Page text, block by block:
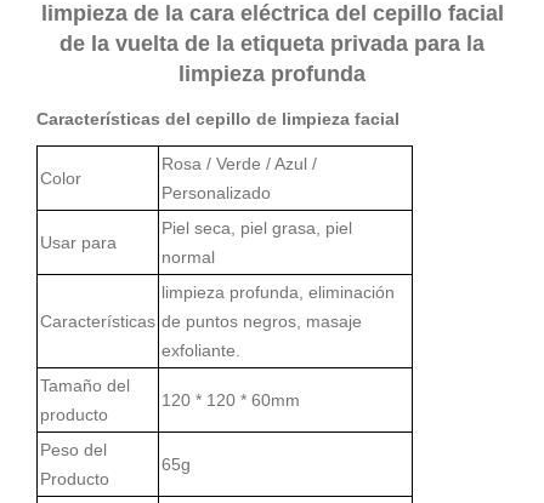
limpieza de la cara eléctrica del cepillo facial
de la vuelta de la etiqueta privada para la
limpieza profunda
Características del cepillo de limpieza facial
Color
Rosa / Verde / Azul /
Personalizado
Usar para
Piel seca, piel grasa, piel
normal
Características
limpieza profunda, eliminación
de puntos negros, masaje
exfoliante.
Tamaño del
producto
120 * 120 * 60mm
Peso del
Producto
65g